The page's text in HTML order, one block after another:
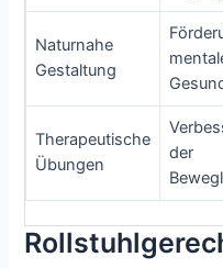
Naturnahe
Gestaltung
Therapeutische
Übungen
der